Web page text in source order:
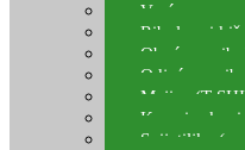
Vreće za
Ribolovni
Obuća za
Odjeća za
Majice (T-
Kape i
Svijetiljke